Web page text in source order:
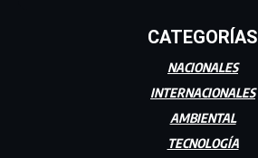
CATEGORÍAS
NACIONALES
INTERNACIONALES
AMBIENTAL
TECNOLOGÍA